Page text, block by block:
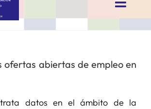
Toggle
ofertas abiertas de empleo en
datos en el ámbito de la